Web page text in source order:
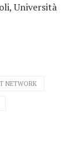
Università
NETWORK